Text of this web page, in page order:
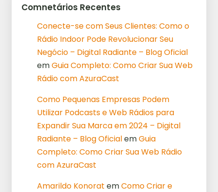
Comnetários Recentes
Conecte-se com Seus Clientes: Como o
Rádio Indoor Pode Revolucionar Seu
Negócio – Digital Radiante – Blog Oficial
emGuia Completo: Como Criar Sua Web
Rádio com AzuraCast
Como Pequenas Empresas Podem
Utilizar Podcasts e Web Rádios para
Expandir Sua Marca em 2024 – Digital
Radiante – Blog OficialemGuia
Completo: Como Criar Sua Web Rádio
com AzuraCast
Amarildo Konorat emComo Criar e